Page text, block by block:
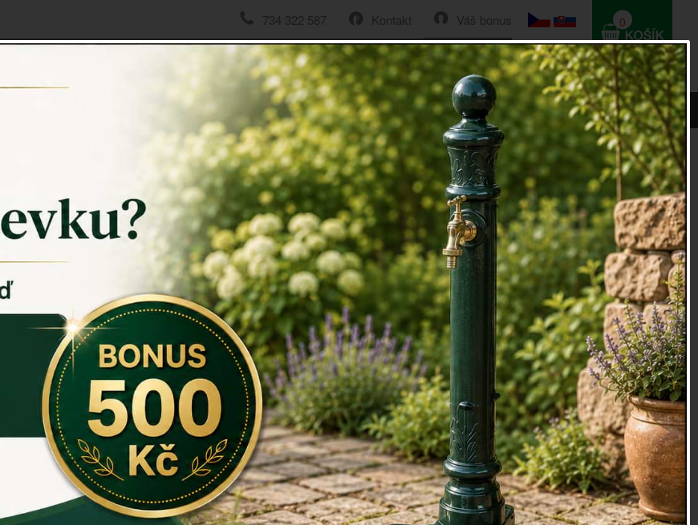
Váš bonus
Kontakt
734 322 587
HLEDAT
0
0 Kč
Vánoční ozdoba závěsné brusle 12x10cm
Vánoční ozdoba závěsné brusle 12x10cm
Vánoční ozdobazávěsné brusle 12x10cm.
Krásně propracované bílé brusličky s motivem hnědých vloček. Šňůrky
zdobí malé rolničky.
Ta pravá ozdoba pro venkovské vánoce, která krásně vynikne na
Vašem stromečku.
Rozměry: 12x10cm
Materiál: dřevo
Záruka: 2 roky
Kód:dek7236
Další parametry